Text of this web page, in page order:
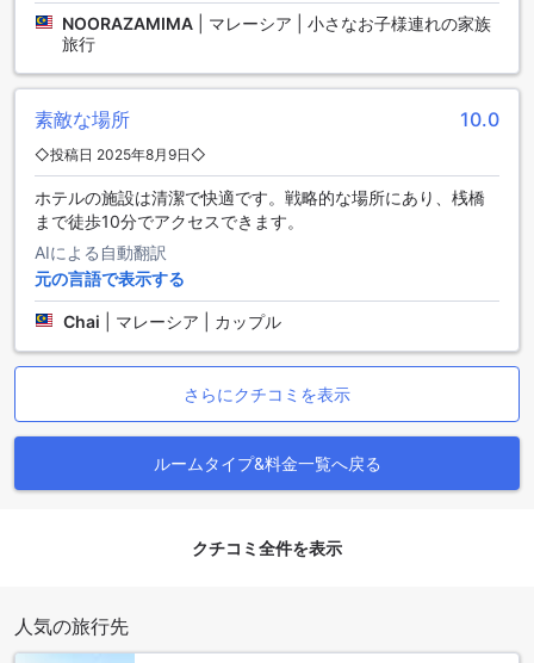
気でお楽しみいただけます。シパダン イン 1のダイニング施
設は、豊富なメニューと快適な雰囲気で、ゲストの食事体験
シパダン イン 1のお部屋の種類
シパダン イン 1では、さまざまなお部屋の種類をご用意して
います。1つ目はキングルームです。広さ35平方メートルで、
キングサイズベッドが備わっています。2つ目はファミリール
ーム3人用です。広さ30平方メートルで、シングルベッドま
たはキングサイズベッドが選べます。3つ目はファミリールー
ム4人用です。広さ30平方メートルで、シングルベッド2台ま
たはクイーンサイズベッドがあります。4つ目はクイーンルー
ムです。広さ12平方メートルで、クイーンサイズベッドが用
意されています。最後に、スタンダードツインルームです。
広さ15平方メートルで、シングルベッド2台が備わっていま
す。Agodaでこれらのお部屋を予約すると、最良の価格と簡
単で手間のかからない体験を提供します。
タマン バンダル センポルナの魅力的な周辺地域
置する素晴らしいホテルです。このホテルの周辺地域には、
訪れる価値のある多くの魅力的な場所があります。
ような海の景色が広がるシパダン島があります。ここでは、
ダイビングやシュノーケリングを楽しむことができ、美しい
NOORAZAMIMA
マレーシア | 小さなお子様連れの家族
旅行
素敵な場所 10.0
◇投稿日 2025年8月9日◇
ホテルの施設は清潔で快適です。戦略的な場所にあり、桟橋
まで徒歩10分でアクセスできます。
AIによる自動翻訳
元の言語で表示する
Chai マレーシア | カップル
さらにクチコミを表示
ルームタイプ&料金一覧へ戻る
クチコミ全件を表示
人気の旅行先